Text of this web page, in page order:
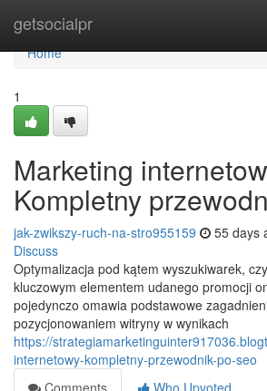
getsocialpr
Home
Home
1
Marketing
Kompletny
jak-zwikszy-ruch-na-stro955159 55 days
Discuss
Optymalizacja pod kątem wyszukiwarek,
kluczowym elementem udanego promocji
pojedynczo omawia podstawowe
pozycjonowaniem witryny w wynikach
https://
internetowy-kompletny-przewodnik-po-seo
Comments
Who Upvoted